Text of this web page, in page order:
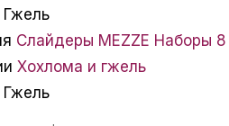
Гжель
Слайдеры MEZZE Наборы
Хохлома и гжель
Гжель